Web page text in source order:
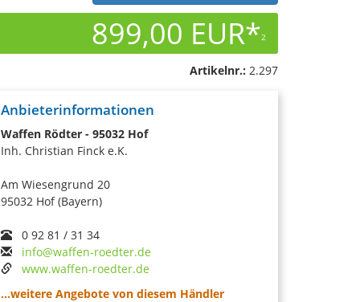
899,00 EUR*2
Artikelnr.: 2.297
Anbieterinformationen
Waffen Rödter - 95032 Hof
Inh. Christian Finck e.K.
Am Wiesengrund 20
95032 Hof (Bayern)
0 92 81 / 31 34
info@waffen-roedter.de
www.waffen-roedter.de
...weitere Angebote von diesem Händler